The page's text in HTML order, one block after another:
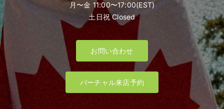
月〜金 11:00〜17:00(EST)
土日祝 Closed
お問い合わせ
バーチャル来店予約